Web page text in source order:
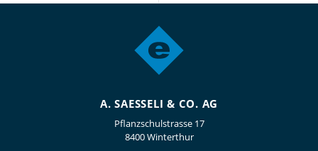
A. SAESSELI & CO. AG
Pflanzschulstrasse 17
8400 Winterthur